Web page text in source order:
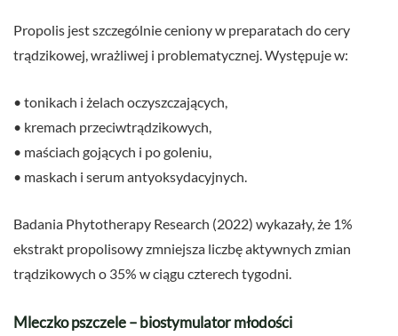
Propolis jest szczególnie ceniony w preparatach do cery
trądzikowej, wrażliwej i problematycznej. Występuje w:
• tonikach i żelach oczyszczających,
• kremach przeciwtrądzikowych,
• maściach gojących i po goleniu,
• maskach i serum antyoksydacyjnych.
Badania Phytotherapy Research (2022) wykazały, że 1%
ekstrakt propolisowy zmniejsza liczbę aktywnych zmian
trądzikowych o 35% w ciągu czterech tygodni.
Mleczko pszczele – biostymulator młodości